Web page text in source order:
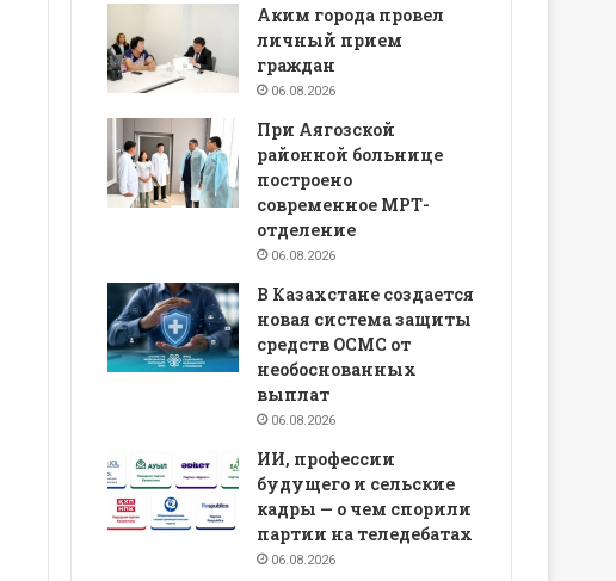
Аким города провел
личный прием
граждан
06.08.2026
При Аягозской
районной больнице
построено
современное МРТ-
отделение
06.08.2026
В Казахстане создается
новая система защиты
средств ОСМС от
необоснованных
выплат
06.08.2026
ИИ, профессии
будущего и сельские
кадры — о чем спорили
партии на теледебатах
06.08.2026